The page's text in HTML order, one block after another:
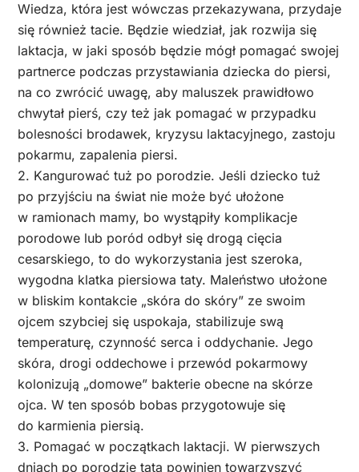
Wiedza, która jest wówczas przekazywana, przydaje
się również tacie. Będzie wiedział, jak rozwija się
laktacja, w jaki sposób będzie mógł pomagać swojej
partnerce podczas przystawiania dziecka do piersi,
na co zwrócić uwagę, aby maluszek prawidłowo
chwytał pierś, czy też jak pomagać w przypadku
bolesności brodawek, kryzysu laktacyjnego, zastoju
pokarmu, zapalenia piersi.
2. Kangurować tuż po porodzie. Jeśli dziecko tuż
po przyjściu na świat nie może być ułożone
w ramionach mamy, bo wystąpiły komplikacje
porodowe lub poród odbył się drogą cięcia
cesarskiego, to do wykorzystania jest szeroka,
wygodna klatka piersiowa taty. Maleństwo ułożone
w bliskim kontakcie „skóra do skóry” ze swoim
ojcem szybciej się uspokaja, stabilizuje swą
temperaturę, czynność serca i oddychanie. Jego
skóra, drogi oddechowe i przewód pokarmowy
kolonizują „domowe” bakterie obecne na skórze
ojca. W ten sposób bobas przygotowuje się
do karmienia piersią.
3. Pomagać w początkach laktacji. W pierwszych
dniach po porodzie tata powinien towarzyszyć